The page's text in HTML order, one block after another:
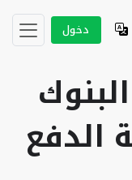
دخول
الدفع